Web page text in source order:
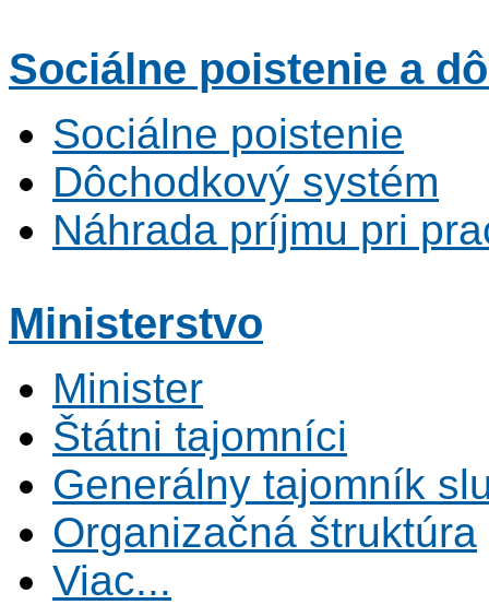
Sociálne poistenie a
Sociálne poistenie
Dôchodkový systém
Náhrada príjmu pri
Ministerstvo
Minister
Štátni tajomníci
Generálny tajomník
Organizačná štruktúra
Viac...